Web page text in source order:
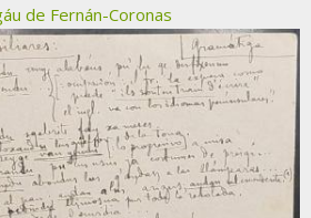
de Fernán-Coronas